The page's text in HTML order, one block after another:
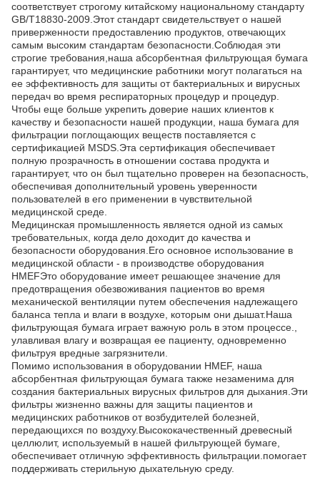
соответствует строгому китайскому национальному стандарту
GB/T18830-2009.Этот стандарт свидетельствует о нашей
приверженности предоставлению продуктов, отвечающих
самым высоким стандартам безопасности.Соблюдая эти
строгие требования,наша абсорбентная фильтрующая бумага
гарантирует, что медицинские работники могут полагаться на
ее эффективность для защиты от бактериальных и вирусных
передач во время респираторных процедур и процедур.
Чтобы еще больше укрепить доверие наших клиентов к
качеству и безопасности нашей продукции, наша бумага для
фильтрации поглощающих веществ поставляется с
сертификацией MSDS.Эта сертификация обеспечивает
полную прозрачность в отношении состава продукта и
гарантирует, что он был тщательно проверен на безопасность,
обеспечивая дополнительный уровень уверенности
пользователей в его применении в чувствительной
медицинской среде.
Медицинская промышленность является одной из самых
требовательных, когда дело доходит до качества и
безопасности оборудования.Его основное использование в
медицинской области - в производстве оборудования
HMEFЭто оборудование имеет решающее значение для
предотвращения обезвоживания пациентов во время
механической вентиляции путем обеспечения надлежащего
баланса тепла и влаги в воздухе, которым они дышат.Наша
фильтрующая бумага играет важную роль в этом процессе.,
улавливая влагу и возвращая ее пациенту, одновременно
фильтруя вредные загрязнители.
Помимо использования в оборудовании HMEF, наша
абсорбентная фильтрующая бумага также незаменима для
создания бактериальных вирусных фильтров для дыхания.Эти
фильтры жизненно важны для защиты пациентов и
медицинских работников от возбудителей болезней,
передающихся по воздуху.Высококачественный древесный
целлюлит, используемый в нашей фильтрующей бумаге,
обеспечивает отличную эффективность фильтрации.помогает
поддерживать стерильную дыхательную среду.